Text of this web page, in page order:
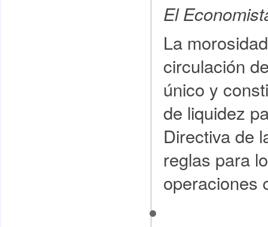
El
La
circulación
único y
de liquidez
Directiva de
reglas para
operaciones